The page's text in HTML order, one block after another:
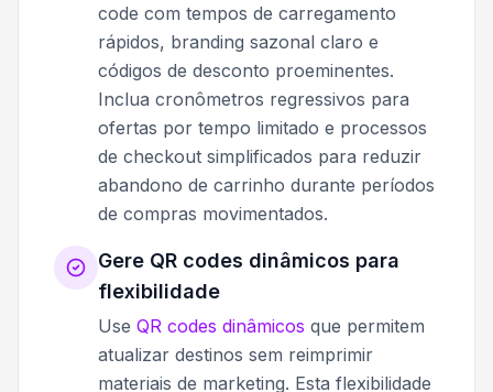
code com tempos de carregamento
rápidos, branding sazonal claro e
códigos de desconto proeminentes.
Inclua cronômetros regressivos para
ofertas por tempo limitado e processos
de checkout simplificados para reduzir
abandono de carrinho durante períodos
de compras movimentados.
Gere QR codes dinâmicos para
flexibilidade
Use QR codes dinâmicos que permitem
atualizar destinos sem reimprimir
materiais de marketing. Esta flexibilidade